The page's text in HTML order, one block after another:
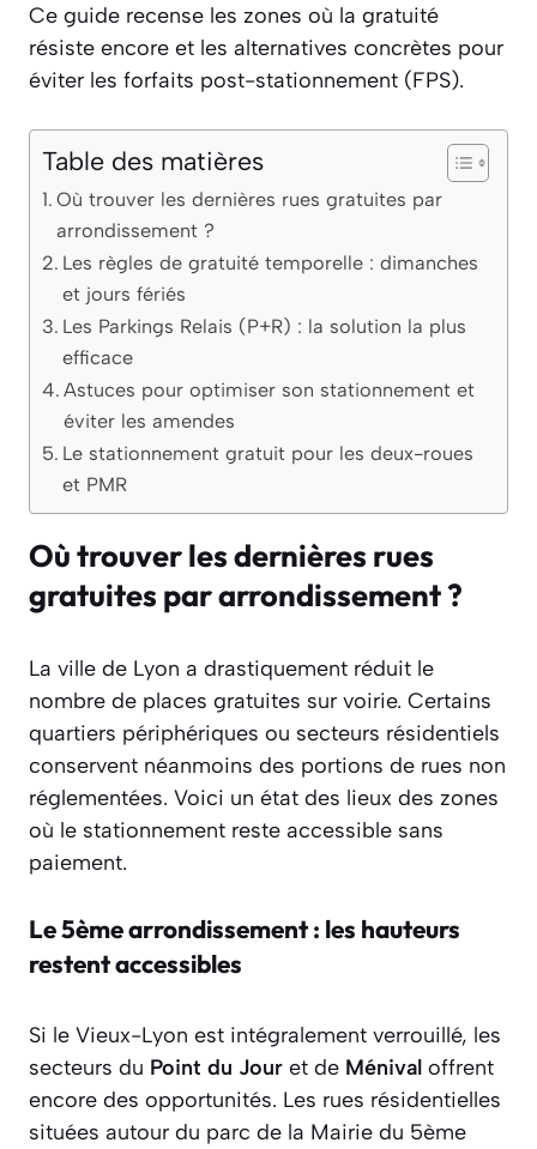
Ce guide recense les zones où la gratuité
résiste encore et les alternatives concrètes pour
éviter les forfaits post-stationnement (FPS).
Table des matières
Où trouver les dernières rues gratuites par
arrondissement ?
Les règles de gratuité temporelle : dimanches
et jours fériés
Les Parkings Relais (P+R) : la solution la plus
efficace
Astuces pour optimiser son stationnement et
éviter les amendes
Le stationnement gratuit pour les deux-roues
et PMR
Où trouver les dernières rues
gratuites par arrondissement ?
La ville de Lyon a drastiquement réduit le
nombre de places gratuites sur voirie. Certains
quartiers périphériques ou secteurs résidentiels
conservent néanmoins des portions de rues non
réglementées. Voici un état des lieux des zones
où le stationnement reste accessible sans
paiement.
Le 5ème arrondissement : les hauteurs
restent accessibles
Si le Vieux-Lyon est intégralement verrouillé, les
secteurs du Point du Jour et de Ménival offrent
encore des opportunités. Les rues résidentielles
situées autour du parc de la Mairie du 5ème